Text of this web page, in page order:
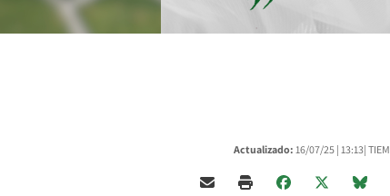
Actualizado: 16/07/25 | 13:13|